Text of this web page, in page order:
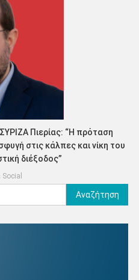
Πιερίας: “Η πρόταση
στις κάλπες και νίκη του
διέξοδος”
Social
Αναζήτηση
για: